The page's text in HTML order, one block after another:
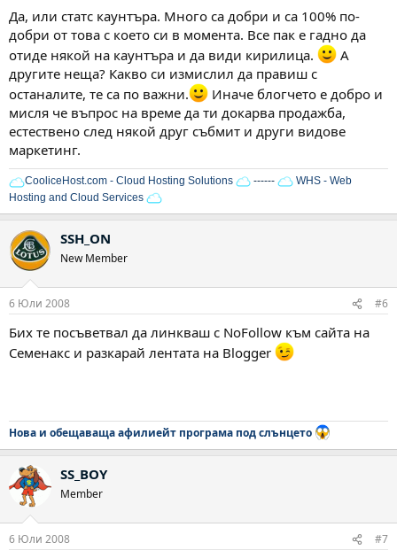
Да, или статс каунтъра. Много са добри и са 100% по-
добри от това с което си в момента. Все пак е гадно да
отиде някой на каунтъра и да види кирилица.
А
другите неща? Какво си измислил да правиш с
останалите, те са по важни.
Иначе блогчето е добро и
мисля че въпрос на време да ти докарва продажба,
естествено след някой друг събмит и други видове
маркетинг.
CooliceHost.com - Cloud Hosting Solutions ------
WHS - Web
Hosting and Cloud Services
SSH_ON
New Member
6 Юли 2008 #6
Бих те посъветвал да линкваш с NoFollow към сайта на
Семенакс и разкарай лентата на Blogger
Нова и обещаваща афилиейт програма под слънцето
SS_BOY
Member
6 Юли 2008 #7